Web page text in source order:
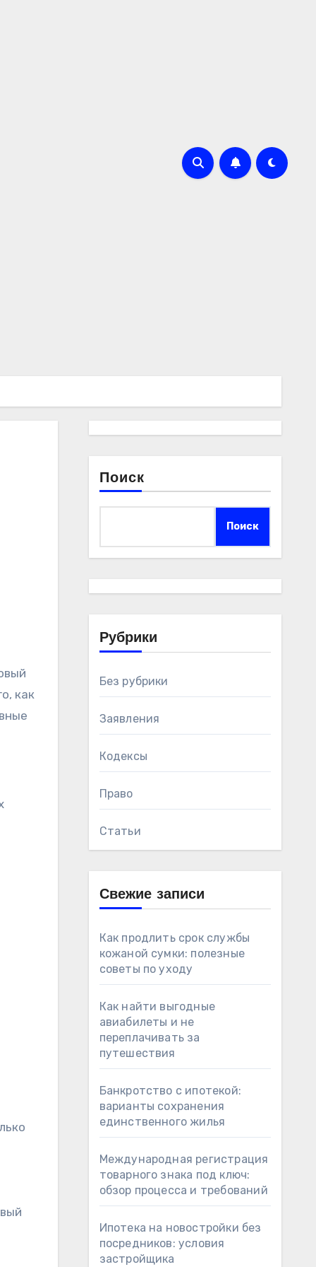
как
Поиск
Поиск
Рубрики
Без рубрики
Заявления
Кодексы
Право
Статьи
Свежие записи
Как продлить срок службы
кожаной сумки: полезные
советы по уходу
Как найти выгодные
авиабилеты и не
переплачивать за
путешествия
Банкротство с ипотекой:
варианты сохранения
единственного жилья
Международная регистрация
товарного знака под ключ:
обзор процесса и требований
Ипотека на новостройки без
посредников: условия
застройщика